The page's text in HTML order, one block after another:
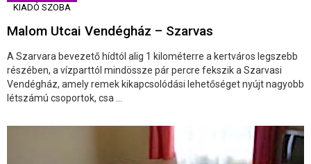
KIADÓ SZOBA
Malom Utcai Vendégház – Szarvas
A Szarvara bevezető hídtól alig 1 kilométerre a kertváros legszebb
részében, a vízparttól mindössze pár percre fekszik a Szarvasi
Vendégház, amely remek kikapcsolódási lehetőséget nyújt nagyobb
létszámú csoportok, csa ...